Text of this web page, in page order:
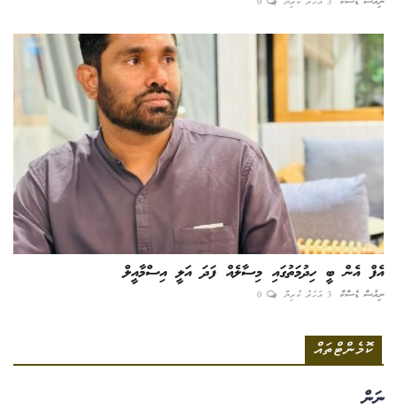
އެފް އެން ބީ ހިދުމަތުގައި މިސާލެއް ފަދަ އަލީ އިސްމާއީލް
ނިއުސް ޑެސްކް 3 އަހަރު ކުރިން 0
ކޮމެންޓްތައް
ނަން